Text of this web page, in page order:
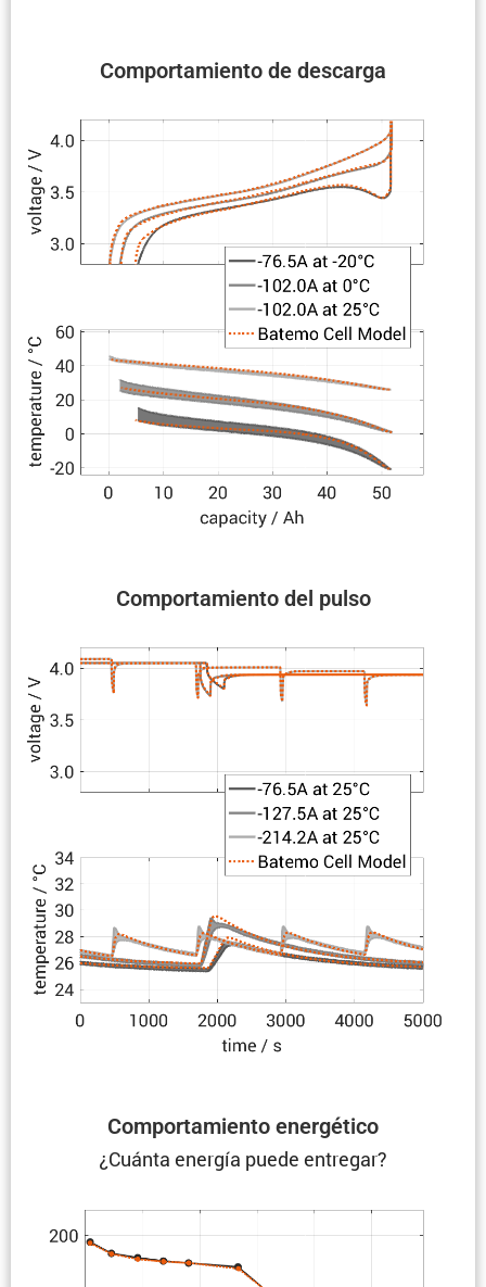
Compor­ta­miento de descarga
Compor­ta­miento del pulso
Compor­ta­miento energético
¿Cuánta energía puede entregar?